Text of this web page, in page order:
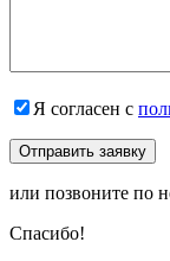
Я согласен с
или позвоните по
Спасибо!